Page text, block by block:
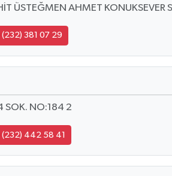
ÜSTEĞMEN AHMET KONUKSEVER
(232) 381 07 29
SOK. NO:184 2
(232) 442 58 41